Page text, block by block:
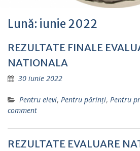
Lună: iunie 2022
REZULTATE FINALE
NATIONALA
30 iunie 2022
Pentru elevi, Pentru părinţi, Pentru
comment
REZULTATE EVALUARE